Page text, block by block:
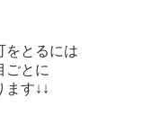
をとるには
ごとに
ます↓↓